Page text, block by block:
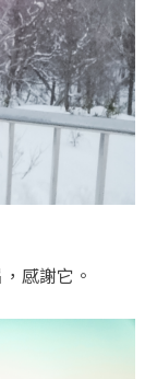
感謝它。